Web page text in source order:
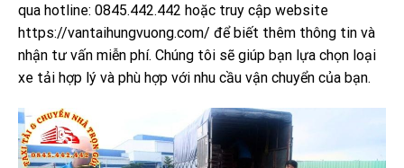
qua hotline: 0845.442.442 hoặc truy cập website
https://vantaihungvuong.com/ để biết thêm thông tin và
nhận tư vấn miễn phí. Chúng tôi sẽ giúp bạn lựa chọn loại
xe tải hợp lý và phù hợp với nhu cầu vận chuyển của bạn.